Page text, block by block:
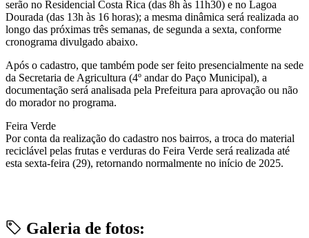
serão no Residencial Costa Rica (das 8h às 11h30) e no Lagoa
Dourada (das 13h às 16 horas); a mesma dinâmica será realizada ao
longo das próximas três semanas, de segunda a sexta, conforme
cronograma divulgado abaixo.
Após o cadastro, que também pode ser feito presencialmente na sede
da Secretaria de Agricultura (4º andar do Paço Municipal), a
documentação será analisada pela Prefeitura para aprovação ou não
do morador no programa.
Feira Verde
Por conta da realização do cadastro nos bairros, a troca do material
reciclável pelas frutas e verduras do Feira Verde será realizada até
esta sexta-feira (29), retornando normalmente no início de 2025.
Galeria de fotos: